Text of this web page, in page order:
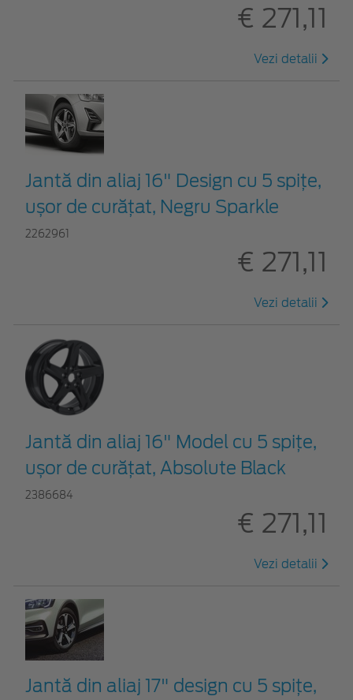
€ 271,11
Vezi detalii
Jantă din aliaj 16" Design cu 5 spițe,
ușor de curățat, Negru Sparkle
2262961
€ 271,11
Vezi detalii
Jantă din aliaj 16" Model cu 5 spițe,
ușor de curățat, Absolute Black
2386684
€ 271,11
Vezi detalii
Jantă din aliaj 17" design cu 5 spiţe,